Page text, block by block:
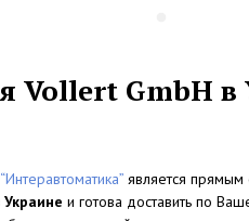
Vollert GmbH в
является
и готова доставить по